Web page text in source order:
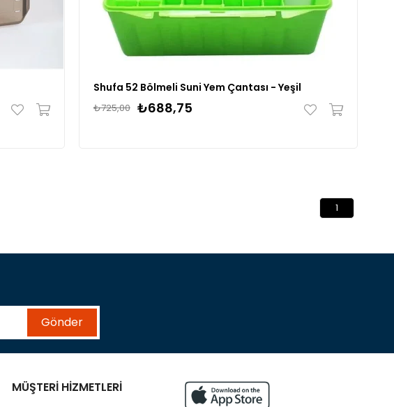
Shufa 52 Bölmeli Suni Yem Çantası - Yeşil
₺688,75
₺725,00
1
Gönder
MÜŞTERİ HİZMETLERİ